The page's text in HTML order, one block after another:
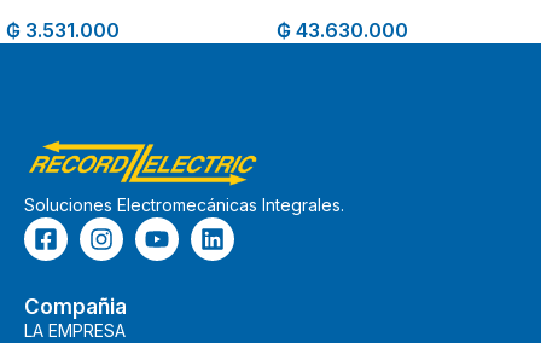
₲ 3.531.000 ₲ 43.630.000
Soluciones Electromecánicas Integrales.
Compañia
LA EMPRESA